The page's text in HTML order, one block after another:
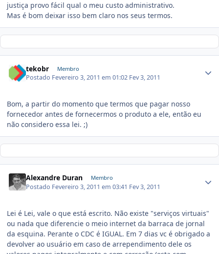
justiça provo fácil qual o meu custo administrativo.
Mas é bom deixar isso bem claro nos seus termos.
tekobr Membro
Postado Fevereiro 3, 2011 em 01:02 Fev 3, 2011
Bom, a partir do momento que termos que pagar nosso
fornecedor antes de fornecermos o produto a ele, então eu
não considero essa lei. ;)
Alexandre Duran Membro
Postado Fevereiro 3, 2011 em 03:41 Fev 3, 2011
Lei é Lei, vale o que está escrito. Não existe "serviços virtuais"
ou nada que diferencie o meio internet da barraca de jornal
da esquina. Perante o CDC é IGUAL. Em 7 dias vc é obrigado a
devolver ao usuário em caso de arrependimento dele os